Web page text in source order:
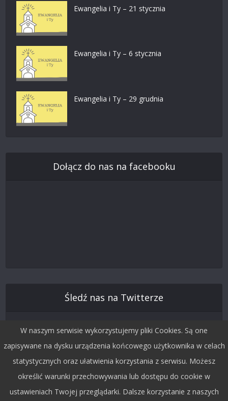
Ewangelia i Ty – 21 stycznia
Ewangelia i Ty – 6 stycznia
Ewangelia i Ty – 29 grudnia
Dołącz do nas na facebooku
Śledź nas na Twitterze
W naszym serwisie wykorzystujemy pliki Cookies. Są one
zapisywane na dysku urządzenia końcowego użytkownika w celach
statystycznych oraz ułatwienia korzystania z serwisu. Możesz
określić warunki przechowywania lub dostępu do cookie w
ustawieniach Twojej przeglądarki. Dalsze korzystanie z naszych